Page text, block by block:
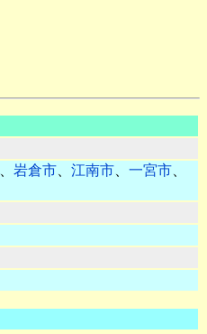
、 岩倉市、 江南市、 一宮市、